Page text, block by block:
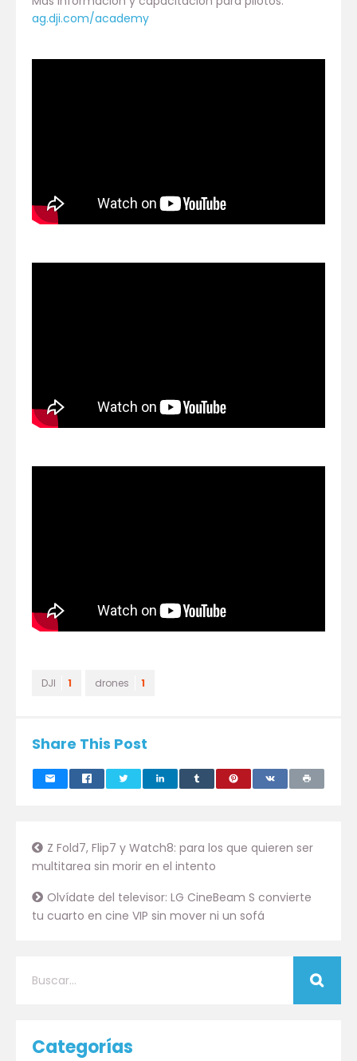
ag.dji.com/academy
DJI 1 drones 1
Share This Post
Z Fold7, Flip7 y Watch8: para los que quieren ser
multitarea sin morir en el intento
Olvídate del televisor: LG CineBeam S convierte
tu cuarto en cine VIP sin mover ni un sofá
Categorías